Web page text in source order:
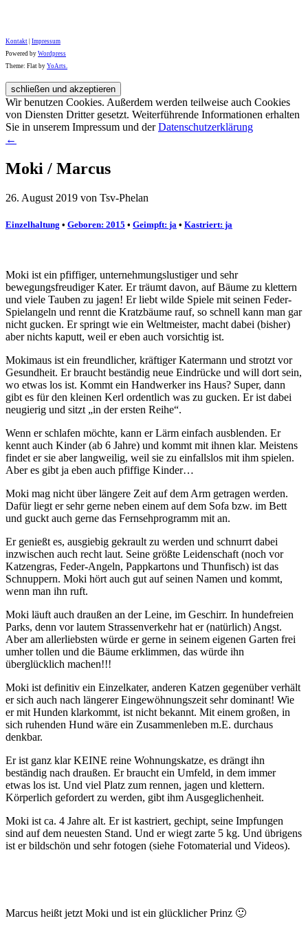
Kontakt Impressum
Powered by Wordpress
Theme: Flat by YoArts.
Wir benutzen Cookies. Außerdem werden teilweise auch Cookies
von Diensten Dritter gesetzt. Weiterführende Informationen erhalten
Sie in unserem Impressum und derDatenschutzerklärung
←
Moki / Marcus
26. August 2019 von Tsv-Phelan
Einzelhaltung • Geboren: 2015 • Geimpft: ja • Kastriert: ja
Moki ist ein pfiffiger, unternehmungslustiger und sehr
bewegungsfreudiger Kater. Er träumt davon, auf Bäume zu klettern
und viele Tauben zu jagen! Er liebt wilde Spiele mit seinen Feder-
Spielangeln und rennt die Kratzbäume rauf, so schnell kann man gar
nicht gucken. Er springt wie ein Weltmeister, macht dabei (bisher)
aber nichts kaputt, weil er eben auch vorsichtig ist.
Mokimaus ist ein freundlicher, kräftiger Katermann und strotzt vor
Gesundheit. Er braucht beständig neue Eindrücke und will dort sein,
wo etwas los ist. Kommt ein Handwerker ins Haus? Super, dann
gibt es für den kleinen Kerl ordentlich was zu gucken. Er ist dabei
neugierig und sitzt „in der ersten Reihe“.
Wenn er schlafen möchte, kann er Lärm einfach ausblenden. Er
kennt auch Kinder (ab 6 Jahre) und kommt mit ihnen klar. Meistens
findet er sie aber langweilig, weil sie zu einfallslos mit ihm spielen.
Aber es gibt ja eben auch pfiffige Kinder…
Moki mag nicht über längere Zeit auf dem Arm getragen werden.
Dafür liegt er sehr gerne neben einem auf dem Sofa bzw. im Bett
und guckt auch gerne das Fernsehprogramm mit an.
Er genießt es, ausgiebig gekrault zu werden und schnurrt dabei
inzwischen auch recht laut. Seine größte Leidenschaft (noch vor
Katzengras, Feder-Angeln, Pappkartons und Thunfisch) ist das
Schnuppern. Moki hört auch gut auf seinen Namen und kommt,
wenn man ihn ruft.
Moki läuft auch draußen an der Leine, im Geschirr. In hundefreien
Parks, denn vor lautem Strassenverkehr hat er (natürlich) Angst.
Aber am allerliebsten würde er gerne in seinem eigenen Garten frei
umher tollen und die Bäume erklimmen, das würde ihn
überglücklich machen!!!
Moki ist definitiv ein Einzelkater, anderen Katzen gegenüber verhält
er sich auch nach längerer Eingewöhnungszeit sehr dominant! Wie
er mit Hunden klarkommt, ist nicht bekannt. Mit einem großen, in
sich ruhenden Hund wäre ein Zusammenleben m.E. durchaus
denkbar.
Er ist ganz klar KEINE reine Wohnungskatze, es drängt ihn
beständig nach draußen. Er braucht ein Umfeld, in dem immer
etwas los ist. Und viel Platz zum rennen, jagen und klettern.
Körperlich gefordert zu werden, gibt ihm Ausgeglichenheit.
Moki ist ca. 4 Jahre alt. Er ist kastriert, gechipt, seine Impfungen
sind auf dem neuesten Stand. Und er wiegt zarte 5 kg. Und übrigens
ist er bildschön und sehr fotogen (siehe Fotomaterial und Videos).
Marcus heißt jetzt Moki und ist ein glücklicher Prinz 🙂